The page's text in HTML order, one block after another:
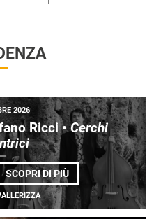
2026
Ricci •Cerchi
SCOPRI DI PIÙDI
LUDUS
GRAVIS •
STEFANO
RICCI